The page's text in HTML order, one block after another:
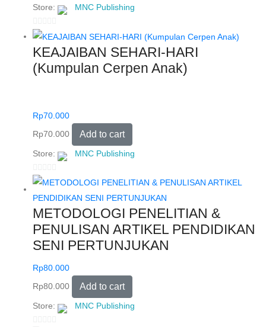
Store: MNC Publishing
0
o
u
t
5
KEAJAIBAN SEHARI-HARI
(Kumpulan Cerpen Anak)
Rp70.000
Rp70.000 Add to cart
Store: MNC Publishing
0
o
t
o
f
METODOLOGI PENELITIAN &
PENULISAN ARTIKEL PENDIDIKAN
SENI PERTUNJUKAN
Rp80.000
Rp80.000 Add to cart
Store: MNC Publishing